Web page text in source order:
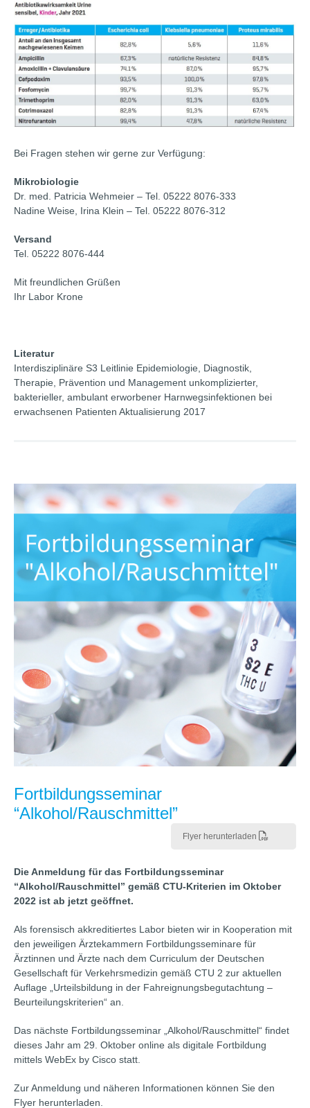
Bei Fragen stehen wir gerne zur Verfügung:
Mikrobiologie
Dr. med. Patricia Wehmeier – Tel. 05222 8076-333
Nadine Weise, Irina Klein – Tel. 05222 8076-312
Versand
Tel. 05222 8076-444
Mit freundlichen Grüßen
Ihr Labor Krone
Literatur
Interdisziplinäre S3 Leitlinie Epidemiologie, Diagnostik,
Therapie, Prävention und Management unkomplizierter,
bakterieller, ambulant erworbener Harnwegsinfektionen bei
erwachsenen Patienten Aktualisierung 2017
Fortbildungsseminar
“Alkohol/Rauschmittel”
Flyer herunterladen
Die Anmeldung für das Fortbildungsseminar
“Alkohol/Rauschmittel” gemäß CTU-Kriterien im Oktober
2022 ist ab jetzt geöffnet.
Als forensisch akkreditiertes Labor bieten wir in Kooperation mit
den jeweiligen Ärztekammern Fortbildungsseminare für
Ärztinnen und Ärzte nach dem Curriculum der Deutschen
Gesellschaft für Verkehrsmedizin gemäß CTU 2 zur aktuellen
Auflage „Urteilsbildung in der Fahreignungsbegutachtung –
Beurteilungskriterien“ an.
Das nächste Fortbildungsseminar „Alkohol/Rauschmittel“ findet
dieses Jahr am 29. Oktober online als digitale Fortbildung
mittels WebEx by Cisco statt.
Zur Anmeldung und näheren Informationen können Sie den
Flyer herunterladen.